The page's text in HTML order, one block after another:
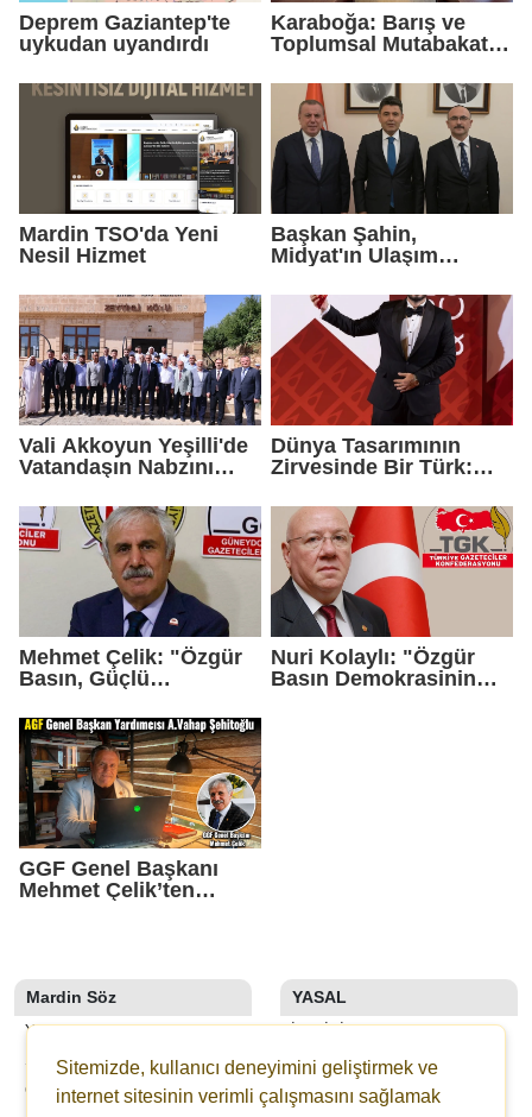
Deprem Gaziantep'te
uykudan uyandırdı
Karaboğa: Barış ve
Toplumsal Mutabakat
Güçlendirecek
Mardin TSO'da Yeni
Nesil Hizmet
Başkan Şahin,
Midyat'ın Ulaşım
Taşıdı
Vali Akkoyun Yeşilli'de
Vatandaşın Nabzını
Dünya Tasarımının
Zirvesinde Bir Türk:
Ayanoğlu'na İtalya'dan
Birincilik Ödülü
Mehmet Çelik: "Özgür
Basın, Güçlü
Teminatıdır"
Nuri Kolaylı: "Özgür
Basın Demokrasinin
GGF Genel Başkanı
Mehmet Çelik’ten
Mardin Söz
YAZARLAR
SON DAKİKA
GALERİLER
YASAL
İLETIŞIM
KÜNYE
YAYIN İLKELERI
Sitemizde, kullanıcı deneyimini geliştirmek ve
internet sitesinin verimli çalışmasını sağlamak